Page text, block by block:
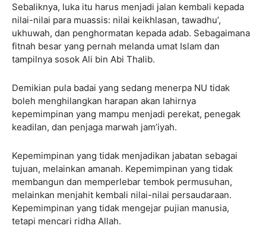
Sebaliknya, luka itu harus menjadi jalan kembali kepada
nilai-nilai para muassis: nilai keikhlasan, tawadhu’,
ukhuwah, dan penghormatan kepada adab. Sebagaimana
fitnah besar yang pernah melanda umat Islam dan
tampilnya sosok Ali bin Abi Thalib.
Demikian pula badai yang sedang menerpa NU tidak
boleh menghilangkan harapan akan lahirnya
kepemimpinan yang mampu menjadi perekat, penegak
keadilan, dan penjaga marwah jam’iyah.
Kepemimpinan yang tidak menjadikan jabatan sebagai
tujuan, melainkan amanah. Kepemimpinan yang tidak
membangun dan memperlebar tembok permusuhan,
melainkan menjahit kembali nilai-nilai persaudaraan.
Kepemimpinan yang tidak mengejar pujian manusia,
tetapi mencari ridha Allah.